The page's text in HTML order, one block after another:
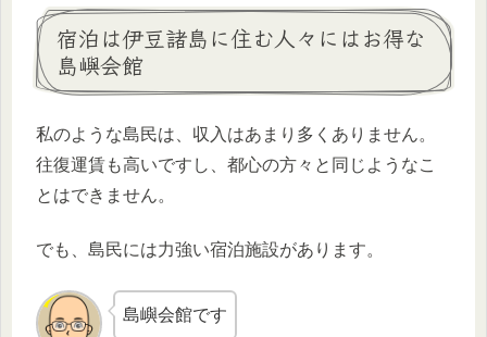
宿泊は伊豆諸島に住む人々にはお得な
島嶼会館
私のような島民は、収入はあまり多くありません。
往復運賃も高いですし、都心の方々と同じようなこ
とはできません。
でも、島民には力強い宿泊施設があります。
島嶼会館です